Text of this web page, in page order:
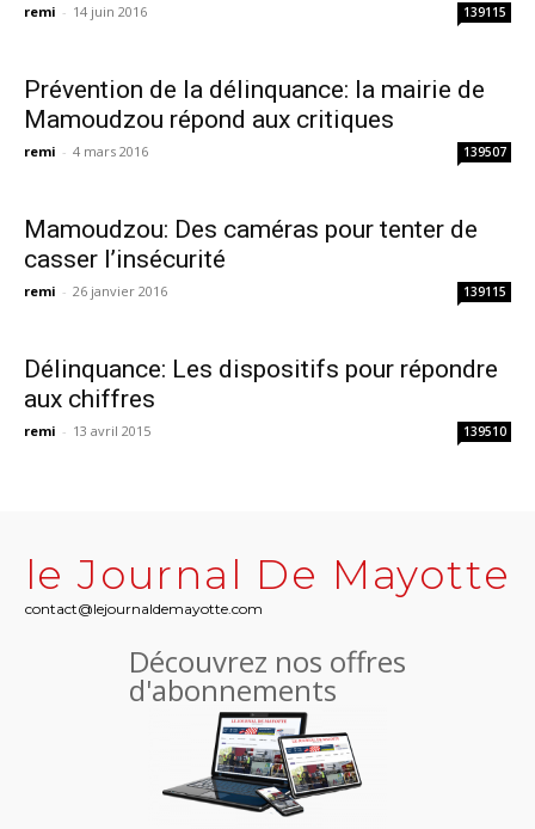
remi - 14 juin 2016 139115
Prévention de la délinquance: la mairie de
Mamoudzou répond aux critiques
remi - 4 mars 2016 139507
Mamoudzou: Des caméras pour tenter de
casser l’insécurité
remi - 26 janvier 2016 139115
Délinquance: Les dispositifs pour répondre
aux chiffres
remi - 13 avril 2015 139510
le Journal De Mayotte
contact@lejournaldemayotte.com
Découvrez nos offres
d'abonnements